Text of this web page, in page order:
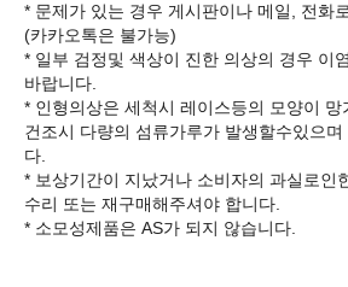
* 문제가 있는 경우 게시판이나 메일, 전화
(카카오톡은 불가능)
* 일부 검정및 색상이 진한 의상의 경우 이
바랍니다.
* 인형의상은 세척시 레이스등의 모양이 망
건조시 다량의 섬류가루가 발생할수있으
다.
* 보상기간이 지났거나 소비자의 과실로인
수리 또는 재구매해주셔야 합니다.